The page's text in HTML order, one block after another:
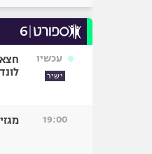
עכשיו
ישיר
19:00